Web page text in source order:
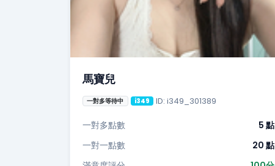
馬寶兒
一對多等待中 i349 ID: i349_301389
一對多點數
5 點
一對一點數
20 點